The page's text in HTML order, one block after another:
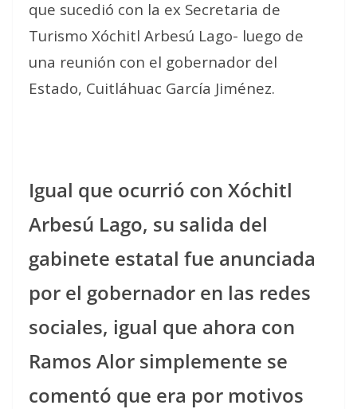
que sucedió con la ex Secretaria de
Turismo Xóchitl Arbesú Lago- luego de
una reunión con el gobernador del
Estado, Cuitláhuac García Jiménez.
Igual que ocurrió con Xóchitl
Arbesú Lago, su salida del
gabinete estatal fue anunciada
por el gobernador en las redes
sociales, igual que ahora con
Ramos Alor simplemente se
comentó que era por motivos